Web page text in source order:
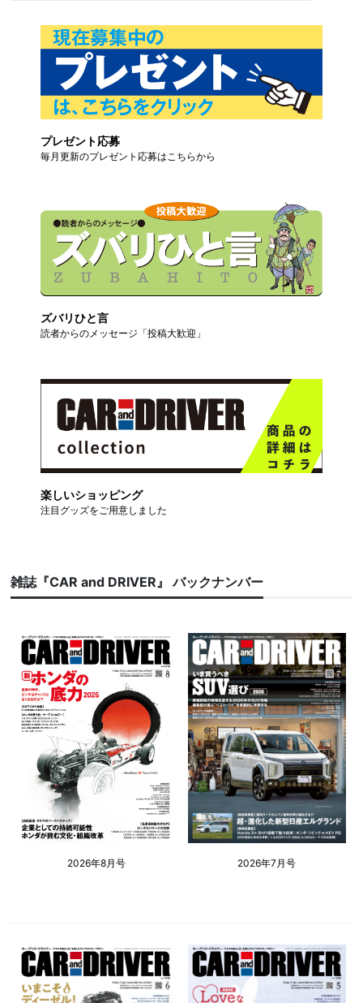
プレゼント応募
毎月更新のプレゼント応募はこちらから
ズバリひと言
読者からのメッセージ「投稿大歓迎」
楽しいショッピング
注目グッズをご用意しました
雑誌『CAR and DRIVER』 バックナンバー
2026年8月号 2026年7月号